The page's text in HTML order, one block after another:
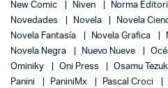
New Comic
Niven Norma
Novedades
Novela
Novela
Novela Fantasía
Novela Grafica
Novela Negra
Nuevo Nueve
Ominiky
Oni Press Osamu
Panini
PaniniMx Pascal Croci